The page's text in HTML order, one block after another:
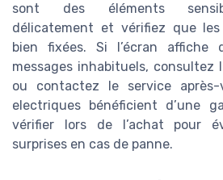
sont des éléments
délicatement et vérifiez que
bien fixées. Si l’écran affiche
messages inhabituels,
ou contactez le service
electriques bénéficient d’une
vérifier lors de l’achat pour
surprises en cas de panne.